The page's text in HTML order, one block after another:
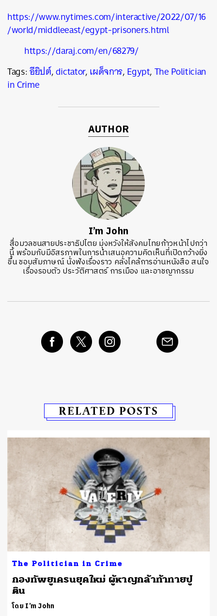
https://www.nytimes.com/interactive/2022/07/16
/world/middleeast/egypt-prisoners.html
https://daraj.com/en/68279/
Tags:อียิปต์,dictator,เผด็จการ,Egypt,The Politician
in Crime
AUTHOR
I’m John
สื่อมวลชนสายประชาธิปไตย มุ่งหวังให้สังคมไทยก้าวหน้าไปกว่า
นี้ พร้อมกับมีอิสรภาพในการนำเสนอความคิดเห็นที่เปิดกว้างยิ่ง
ขึ้น ชอบสัมภาษณ์ นั่งฟังเรื่องราว คลั่งไคล้การอ่านหนังสือ สนใจ
เรื่องรอบตัว ประวัติศาสตร์ การเมือง และอาชญากรรม
RELATED POSTS
The Politician in Crime
กองทัพยูเครนยุคใหม่ ผู้หาญกล้าท้าทายปู
ติน
โดย I’m John